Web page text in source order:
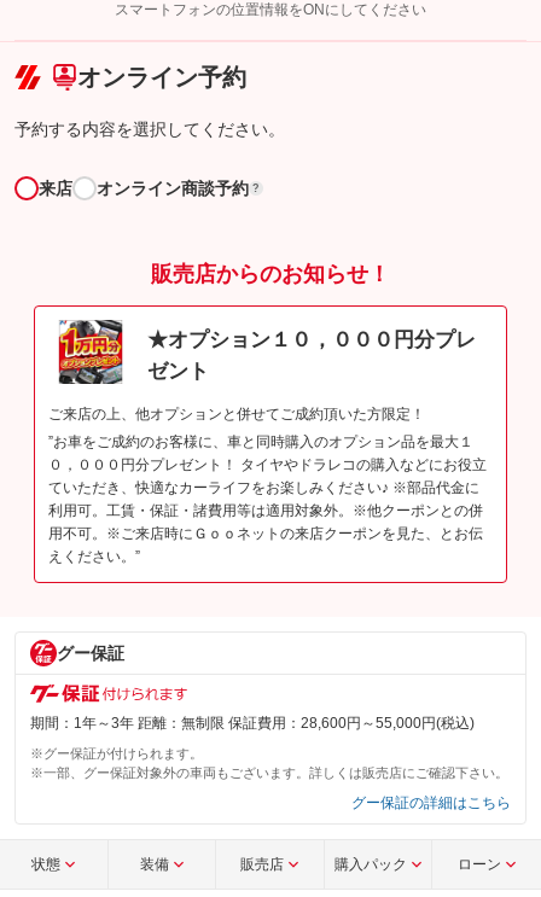
こちら
スマートフォンの位置情報をONにしてください
オンライン予約
予約する内容を選択してください。
来店 オンライン商談予約 ?
販売店からのお知らせ！
★オプション１０，０００円分プレ
ゼント
ご来店の上、他オプションと併せてご成約頂いた方限定！
”お車をご成約のお客様に、車と同時購入のオプション品を最大１
０，０００円分プレゼント！ タイヤやドラレコの購入などにお役立
ていただき、快適なカーライフをお楽しみください♪ ※部品代金に
利用可。工賃・保証・諸費用等は適用対象外。※他クーポンとの併
用不可。※ご来店時にＧｏｏネットの来店クーポンを見た、とお伝
えください。”
グー保証
期間：1年～3年 距離：無制限 保証費用：28,600円～55,000円(税込)
※グー保証が付けられます。
※一部、グー保証対象外の車両もございます。詳しくは販売店にご確認下さい。
グー保証の詳細はこちら
状態 装備 販売店 購入パック ローン